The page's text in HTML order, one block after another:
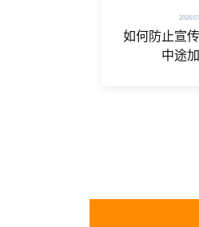
2026/
如何防止宣
中途